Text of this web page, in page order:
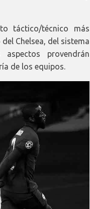
táctico/técnico más
Chelsea, del sistema
provendrán
de los equipos.